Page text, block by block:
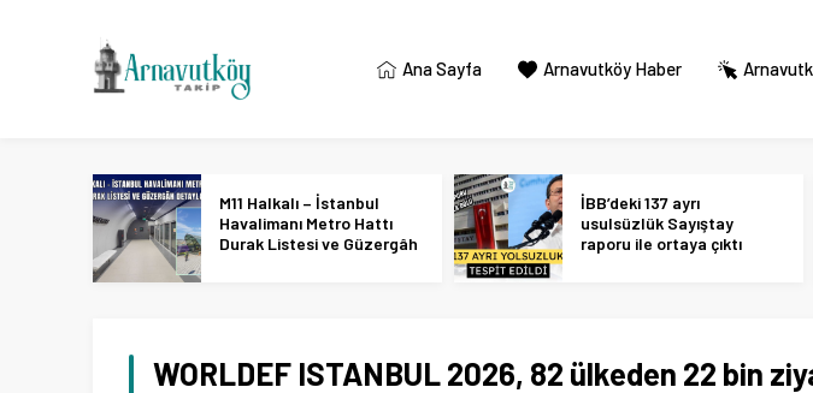
Ana Sayfa Arnavutköy Haber
M11 Halkalı – İstanbul
Havalimanı Metro Hattı
Durak Listesi ve Güzergâh
İBB’deki 137 ayrı
usulsüzlük Sayıştay
raporu ile ortaya çıktı
WORLDEF ISTANBUL 2026, 82 ülkeden 22 bin